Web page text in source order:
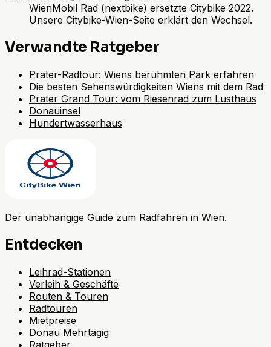
WienMobil Rad (nextbike) ersetzte Citybike 2022.
Unsere Citybike-Wien-Seite erklärt den Wechsel.
Verwandte Ratgeber
Prater-Radtour: Wiens berühmten Park erfahren
Die besten Sehenswürdigkeiten Wiens mit dem Rad
Prater Grand Tour: vom Riesenrad zum Lusthaus
Donauinsel
Hundertwasserhaus
Der unabhängige Guide zum Radfahren in Wien.
Entdecken
Leihrad-Stationen
Verleih & Geschäfte
Routen & Touren
Radtouren
Mietpreise
Donau Mehrtägig
Ratgeber